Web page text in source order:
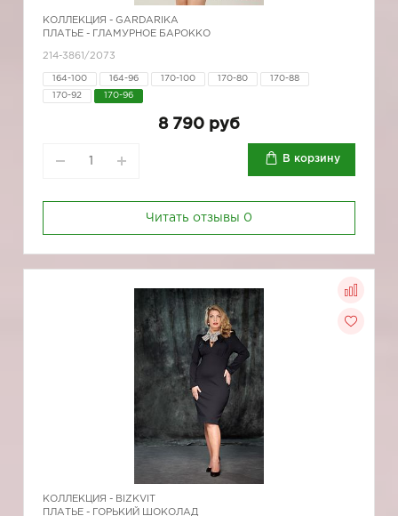
КОЛЛЕКЦИЯ - GARDARIKA
ПЛАТЬЕ - ГЛАМУРНОЕ БАРОККО
214-3861/2073
164-100 164-96 170-100 170-80 170-88
170-92 170-96
8 790 руб
В корзину
Читать отзывы 0
КОЛЛЕКЦИЯ - BIZKVIT
ПЛАТЬЕ - ГОРЬКИЙ ШОКОЛАД